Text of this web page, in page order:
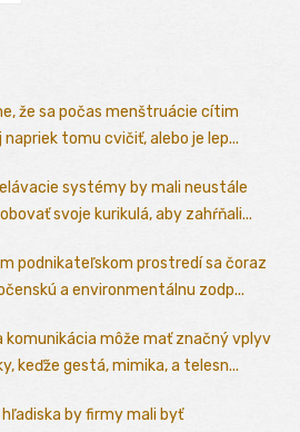
že sa počas menštruácie cítim
tomu cvičiť, alebo je lep...
systémy by mali neustále
svoje kurikulá, aby zahŕňali...
podnikateľskom prostredí sa čoraz
a environmentálnu zodp...
komunikácia môže mať značný vplyv
keďže gestá, mimika, a telesn...
by firmy mali byť